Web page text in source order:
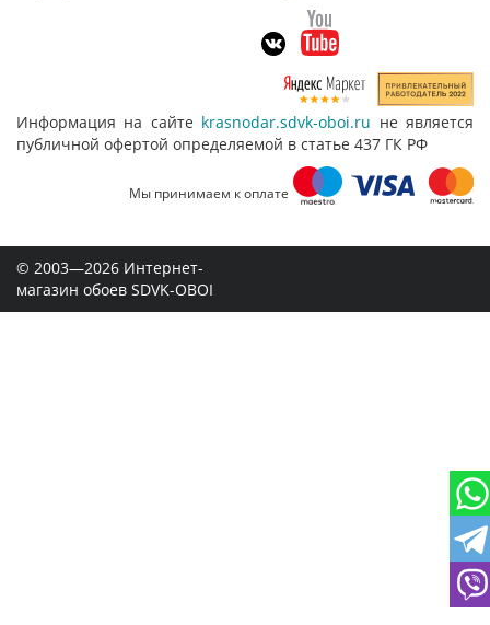
Информация на сайте krasnodar.sdvk-oboi.ru не является
публичной офертой определяемой в статье 437 ГК РФ
Мы принимаем к оплате
© 2003—2026 Интернет-
магазин обоев SDVK-OBOI